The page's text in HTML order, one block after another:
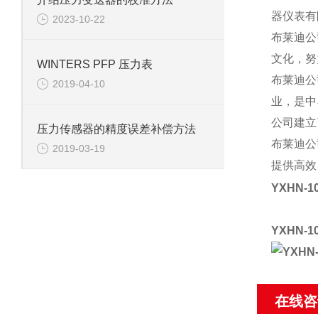
器仪表
布莱迪
文化，
布莱迪
业，是
公司建立
布莱迪
提供高
YXHN-
YXHN-
在线
2023-10-22
WINTERS PFP 压力表
2019-04-10
压力传感器的精度误差补偿方法
2019-03-19